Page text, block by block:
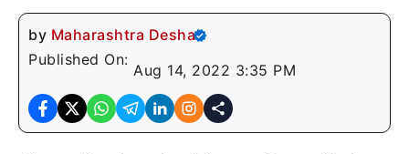
by Maharashtra Desha
Published On:
Aug 14, 2022 3:35 PM